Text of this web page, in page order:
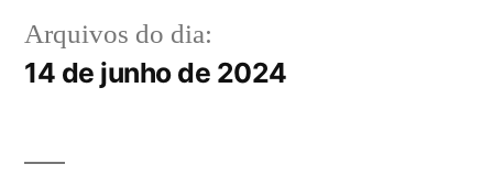
Arquivos do dia:
14 de junho de 2024